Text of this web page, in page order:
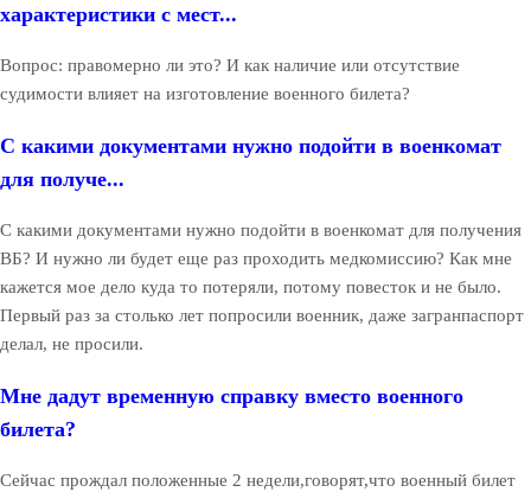
характеристики с мест...
Вопрос: правомерно ли это? И как наличие или отсутствие
судимости влияет на изготовление военного билета?
С какими документами нужно подойти в военкомат
для получе...
С какими документами нужно подойти в военкомат для получения
ВБ? И нужно ли будет еще раз проходить медкомиссию? Как мне
кажется мое дело куда то потеряли, потому повесток и не было.
Первый раз за столько лет попросили военник, даже загранпаспорт
делал, не просили.
Мне дадут временную справку вместо военного
билета?
Сейчас прождал положенные 2 недели,говорят,что военный билет